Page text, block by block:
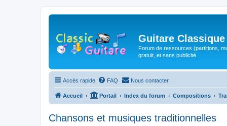
Guitare Classique
Forum de ressources (partitions,
gratuit, et sans publicité.
Accès rapide FAQ Nous contacter
Accueil Portail Index du forum Compositions
Chansons et musiques traditionnelles